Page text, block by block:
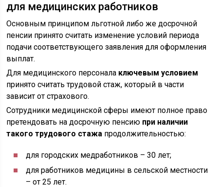
для медицинских работников
Основным принципом льготной либо же досрочной
пенсии принято считать изменение условий периода
подачи соответствующего заявления для оформления
выплат.
Для медицинского персонала ключевым условием
принято считать трудовой стаж, который в части
зависит от страхового.
Сотрудники медицинской сферы имеют полное право
претендовать на досрочную пенсию при наличии
такого трудового стажа продолжительностью:
для городских медработников – 30 лет;
для работников медицины в сельской местности
– от 25 лет.